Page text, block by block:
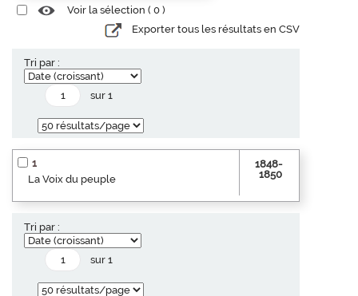
Voir la sélection ( 0 )
Exporter tous les résultats en CSV
Tri par :
sur 1
1
La Voix du peuple
1848-
1850
Tri par :
sur 1